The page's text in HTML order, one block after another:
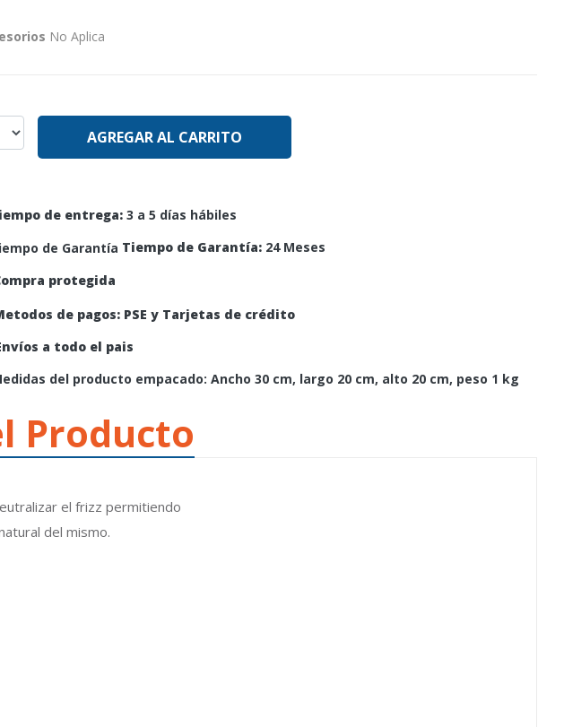
No Aplica
AGREGAR AL CARRITO
de entrega: 3 a 5 días hábiles
Tiempo de Garantía: 24 Meses
protegida
de pagos: PSE y Tarjetas de crédito
a todo el pais
del producto empacado: Ancho 30 cm, largo 20 cm, alto 20 cm, peso 1 kg
Producto
el frizz permitiendo
del mismo.